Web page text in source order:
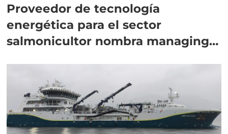
Proveedor de tecnología
energética para el sector
salmonicultor nombra managing